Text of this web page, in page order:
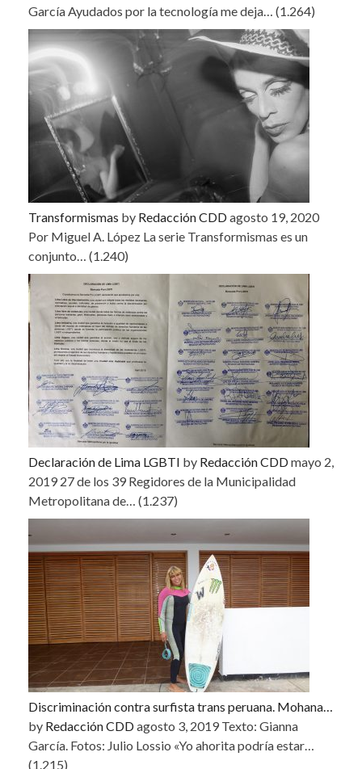
García Ayudados por la tecnología me deja…
(1.264)
Transformismas by Redacción CDDagosto 19, 2020
Por Miguel A. López La serie Transformismas es un
conjunto…
(1.240)
Declaración de Lima LGBTI by Redacción CDDmayo 2,
2019 27 de los 39 Regidores de la Municipalidad
Metropolitana de…
(1.237)
Discriminación contra surfista trans peruana. Mohana…
by Redacción CDDagosto 3, 2019 Texto: Gianna
García. Fotos: Julio Lossio «Yo ahorita podría estar…
(1.215)